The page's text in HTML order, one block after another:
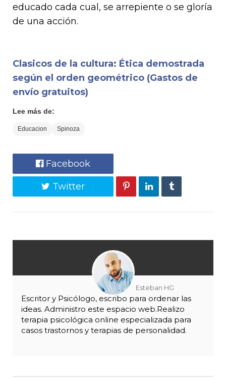
educado cada cual, se arrepiente o se gloría
de una acción.
Clasicos de la cultura: Ética demostrada
según el orden geométrico (Gastos de
envío gratuitos)
Lee más de:
Educacion Spinoza
Facebook
Twitter
Esteban HG
Escritor y Psicólogo, escribo para ordenar las
ideas. Administro este espacio web.Realizo
terapia psicológica online especializada para
casos trastornos y terapias de personalidad.